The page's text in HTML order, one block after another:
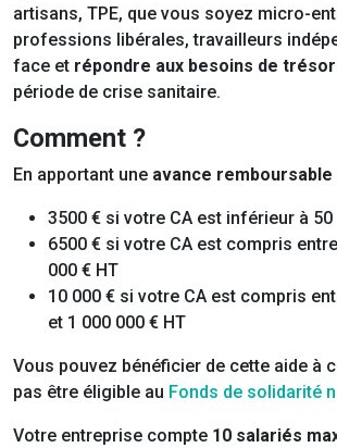
artisans, TPE, que vous soyez micro-
professions libérales, travailleurs
face et répondre aux besoins de
période de crise sanitaire.
Comment ?
En apportant une avance
3500 € si votre CA est inférieur à 50
6500 € si votre CA est compris
000 € HT
10 000 € si votre CA est compris
et 1 000 000 € HT
Vous pouvez bénéficier de cette aide à
pas être éligible au Fonds de solidarité
Votre entreprise compte 10 salariés